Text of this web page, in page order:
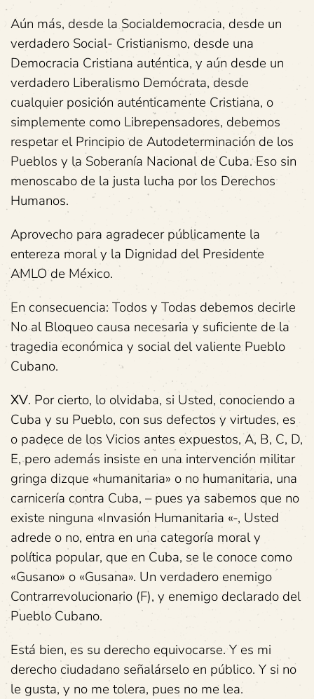
Aún más, desde la Socialdemocracia, desde un
verdadero Social- Cristianismo, desde una
Democracia Cristiana auténtica, y aún desde un
verdadero Liberalismo Demócrata, desde
cualquier posición auténticamente Cristiana, o
simplemente como Librepensadores, debemos
respetar el Principio de Autodeterminación de los
Pueblos y la Soberanía Nacional de Cuba. Eso sin
menoscabo de la justa lucha por los Derechos
Humanos.
Aprovecho para agradecer públicamente la
entereza moral y la Dignidad del Presidente
AMLO de México.
En consecuencia: Todos y Todas debemos decirle
No al Bloqueo causa necesaria y suficiente de la
tragedia económica y social del valiente Pueblo
Cubano.
XV. Por cierto, lo olvidaba, si Usted, conociendo a
Cuba y su Pueblo, con sus defectos y virtudes, es
o padece de los Vicios antes expuestos, A, B, C, D,
E, pero además insiste en una intervención militar
gringa dizque «humanitaria» o no humanitaria, una
carnicería contra Cuba, – pues ya sabemos que no
existe ninguna «Invasión Humanitaria «-, Usted
adrede o no, entra en una categoría moral y
política popular, que en Cuba, se le conoce como
«Gusano» o «Gusana». Un verdadero enemigo
Contrarrevolucionario (F), y enemigo declarado del
Pueblo Cubano.
Está bien, es su derecho equivocarse. Y es mi
derecho ciudadano señalárselo en público. Y si no
le gusta, y no me tolera, pues no me lea.